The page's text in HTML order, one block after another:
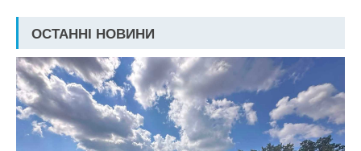
ОСТАННІ НОВИНИ